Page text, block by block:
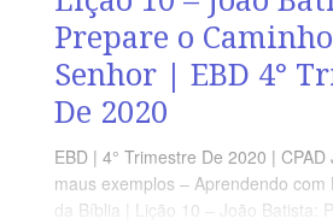
Prepare o
Senhor | EBD 4°
De 2020
EBD | 4° Trimestre De 2020 |
maus exemplos – Aprendendo
da Bíblia | Lição 10 – João Batista: